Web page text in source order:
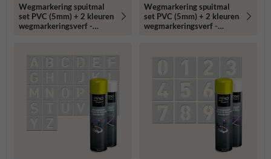
Wegmarkering spuitmal
set PVC (5mm) + 2 kleuren
wegmarkeringsverf -
Wegmarkering spuitmal
set PVC (5mm) + 2 kleuren
wegmarkeringsverf -